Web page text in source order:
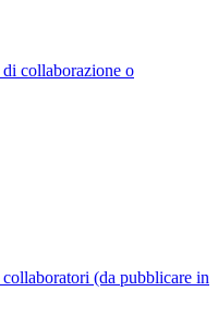
collaborazione o
(da pubblicare in